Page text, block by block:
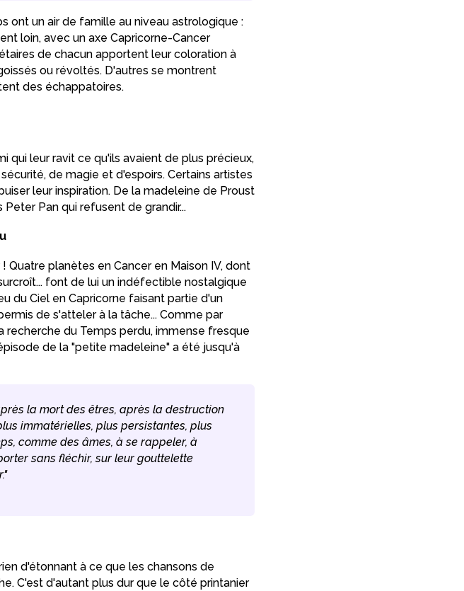
ont un air de famille au niveau astrologique :
loin, avec un axe Capricorne-Cancer
de chacun apportent leur coloration à
ou révoltés. D'autres se montrent
des échappatoires.
qui leur ravit ce qu'ils avaient de plus précieux,
de magie et d'espoirs. Certains artistes
leur inspiration. De la madeleine de Proust
Pan qui refusent de grandir...
Quatre planètes en Cancer en Maison IV, dont
font de lui un indéfectible nostalgique
du Ciel en Capricorne faisant partie d'un
de s'atteler à la tâche... Comme par
recherche du Temps perdu, immense fresque
de la "petite madeleine" a été jusqu'à
la mort des êtres, après la destruction
immatérielles, plus persistantes, plus
comme des âmes, à se rappeler, à
sans fléchir, sur leur gouttelette
d'étonnant à ce que les chansons de
C'est d'autant plus dur que le côté printanier